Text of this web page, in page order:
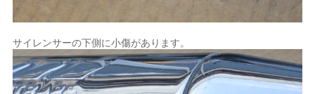
サイレンサーの下側に小傷があります。